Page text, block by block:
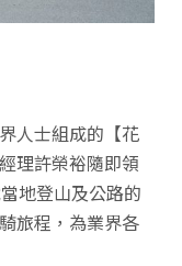
人士組成的【花
理許榮裕隨即領
地登山及公路的
旅程，為業界各